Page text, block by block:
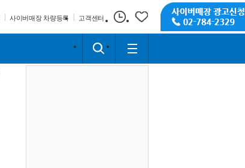
사이버매장 차량등록 고객센터